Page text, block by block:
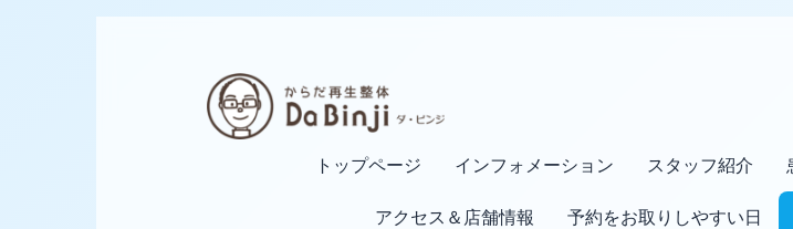
トップページ インフォメーション スタッフ紹介
アクセス＆店舗情報 予約をお取りしやすい日